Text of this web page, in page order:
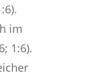
im
1:6).